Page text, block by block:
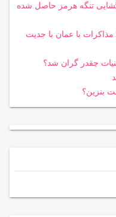
تنگه هرمز حاصل شده
مذاکرات با عمان با جدیت
بنزین؟